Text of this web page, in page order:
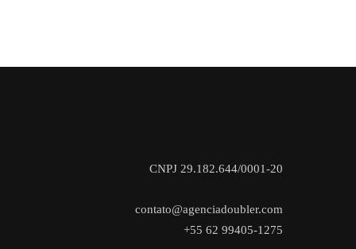
CNPJ 29.182.644/0001-20
contato@agenciadoubler.com
+55 62 99405-1275